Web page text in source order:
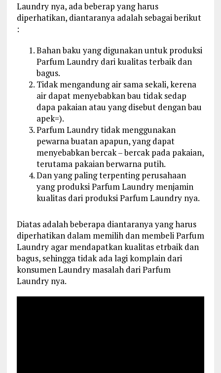
Laundry nya, ada beberap yang harus
diperhatikan, diantaranya adalah sebagai berikut
:
Bahan baku yang digunakan untuk produksi
Parfum Laundry dari kualitas terbaik dan
bagus.
Tidak mengandung air sama sekali, kerena
air dapat menyebabkan bau tidak sedap
dapa pakaian atau yang disebut dengan bau
apek=).
Parfum Laundry tidak menggunakan
pewarna buatan apapun, yang dapat
menyebabkan bercak – bercak pada pakaian,
terutama pakaian berwarna putih.
Dan yang paling terpenting perusahaan
yang produksi Parfum Laundry menjamin
kualitas dari produksi Parfum Laundry nya.
Diatas adalah beberapa diantaranya yang harus
diperhatikan dalam memilih dan membeli Parfum
Laundry agar mendapatkan kualitas etrbaik dan
bagus, sehingga tidak ada lagi komplain dari
konsumen Laundry masalah dari Parfum
Laundry nya.